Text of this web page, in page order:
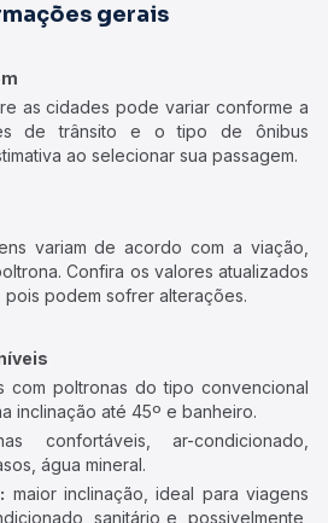
gerais
as cidades pode variar conforme a
de trânsito e o tipo de ônibus
ao selecionar sua passagem.
variam de acordo com a viação,
Confira os valores atualizados
pois podem sofrer alterações.
com poltronas do tipo convencional
inclinação até 45º e banheiro.
confortáveis, ar-condicionado,
água mineral.
maior inclinação, ideal para viagens
sanitário e, possivelmente,